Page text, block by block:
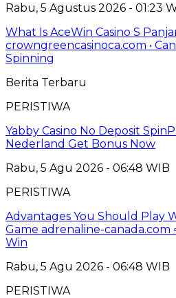
Rabu, 5 Agustus 2026 - 01:23
What Is AceWin Casino S
crowngreencasinoca.com •
Spinning
Berita Terbaru
PERISTIWA
Yabby Casino No Deposit
Nederland Get Bonus Now
Rabu, 5 Agu 2026 - 06:48 WIB
PERISTIWA
Advantages You Should Play
Game adrenaline-canada.com
Win
Rabu, 5 Agu 2026 - 06:48 WIB
PERISTIWA